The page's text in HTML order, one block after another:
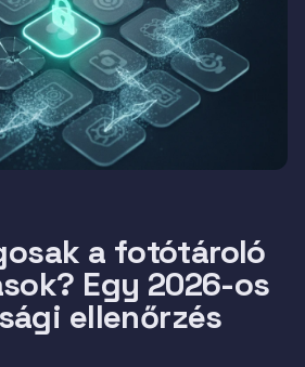
a fotótároló
Egy 2026-os
ellenőrzés